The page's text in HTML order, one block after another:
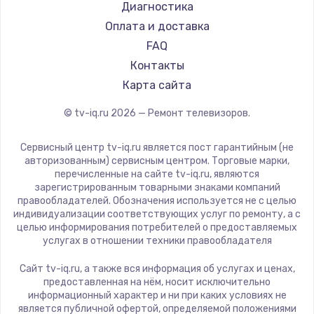
Замена видеокарты
1600 руб.
Заказать
Ремонт разъема питания
880 руб.
Заказать
Замена видеочипа
2745 руб.
Заказать
2600 руб.
Заказать
Hyundai
Doffler
Hiper
Grundig
HITACHI
Yandex
National
iFFALCON
Tuvio
Nord
BenQ
Диагностика
Оплата и доставка
FAQ
Контакты
Карта сайта
© tv-iq.ru 2026 — Ремонт телевизоров.
Сервисный центр tv-iq.ru является пост гарантийным (не
авторизованным) сервисным центром. Торговые марки,
перечисленные на сайте tv-iq.ru, являются
зарегистрированным товарными знаками компаний
правообладателей. Обозначения используется не с целью
индивидуализации соответствующих услуг по ремонту, а с
целью информирования потребителей о предоставляемых
услугах в отношении техники правообладателя
Сайт tv-iq.ru, а также вся информация об услугах и ценах,
предоставленная на нём, носит исключительно
информационный характер и ни при каких условиях не
является публичной офертой, определяемой положениями